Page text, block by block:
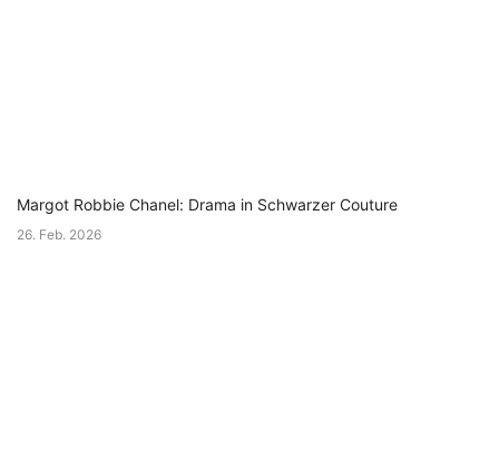
Margot Robbie Chanel: Drama in Schwarzer Couture
26. Feb. 2026